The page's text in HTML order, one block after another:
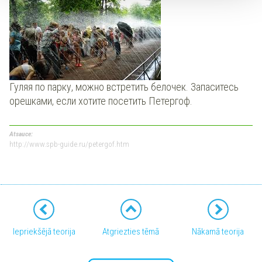
Гуляя по парку, можно встретить белочек. Запаситесь
орешками, если хотите посетить Петергоф.
Atsauce:
http://www.spb-guide.ru/petergof.htm
Iepriekšējā teorija Atgriezties tēmā Nākamā teorija